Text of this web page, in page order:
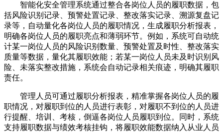
智能化安全管理系统通过整合各岗位人员的履职数据，包
括风险识别记录、预警处置记录、整改落实记录、溯源复盘记
录等，自动量化各岗位人员的履职情况，生成履职分析报表，
明确各岗位人员的履职亮点和薄弱环节。例如，系统可自动统
计某一岗位人员的风险识别数量、预警处置及时性、整改落实
质量等数据，量化其履职效能；若某一岗位人员未及时识别风
险、未落实整改措施，系统会自动记录相关痕迹，明确其履职
责任。
管理人员可通过履职分析报表，精准掌握各岗位人员的履
职情况，对履职到位的人员进行表彰，对履职不到位的人员进
行提醒、培训、考核，倒逼各岗位人员履职到位。同时，系统
支持履职数据与绩效考核挂钩，将履职效能数据纳入从业人员